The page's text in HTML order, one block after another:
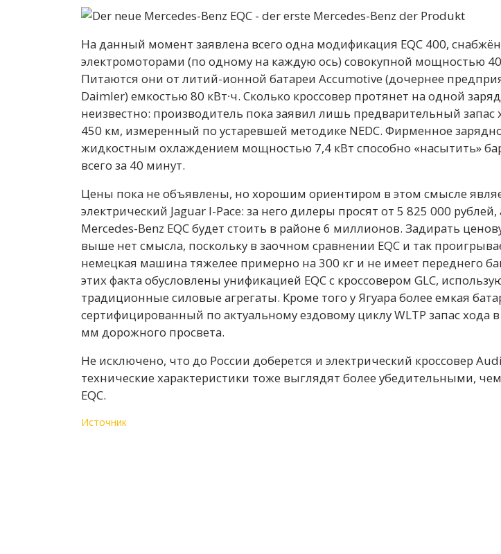
На данный момент заявлена всего одна модификация EQC 400,
электромоторами (по одному на каждую ось) совокупной мощностью
Питаются они от литий-ионной батареи Accumotive (дочернее
Daimler) емкостью 80 кВт∙ч. Сколько кроссовер протянет на одной
неизвестно: производитель пока заявил лишь предварительный запас
450 км, измеренный по устаревшей методике NEDC. Фирменное
жидкостным охлаждением мощностью 7,4 кВт способно «насытить»
всего за 40 минут.
Цены пока не объявлены, но хорошим ориентиром в этом смысле
электрический Jaguar I-Pace: за него дилеры просят от 5 825 000 рублей,
Mercedes-Benz EQC будет стоить в районе 6 миллионов. Задирать
выше нет смысла, поскольку в заочном сравнении EQC и так
немецкая машина тяжелее примерно на 300 кг и не имеет переднего
этих факта обусловлены унификацией EQC с кроссовером GLC,
традиционные силовые агрегаты. Кроме того у Ягуара более емкая
сертифицированный по актуальному ездовому циклу WLTP запас хода
мм дорожного просвета.
Не исключено, что до России доберется и электрический кроссовер
технические характеристики тоже выглядят более убедительными,
EQC.
Источник